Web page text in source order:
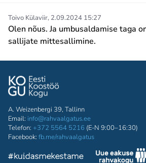
Toivo Külaviir, 2.09.2024 15:27
Olen nõus. Ja umbusaldamise taga
sallijate mittesallimine.
A. Weizenbergi 39, Tallinn
Email: info@rahvaalgatus.ee
Telefon: +372 5564 5216 (E-N 9:00–16:30)
Facebook: fb.me/rahvaalgatus